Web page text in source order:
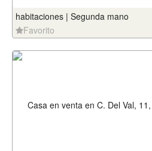
habitaciones | Segunda mano
Favorito